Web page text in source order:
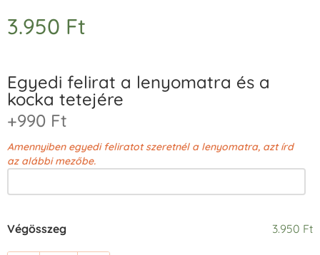
3.950 Ft
Egyedi felirat a lenyomatra és a
kocka tetejére
+990 Ft
Amennyiben egyedi feliratot szeretnél a lenyomatra, azt írd
az alábbi mezőbe.
Végösszeg 3.950 Ft